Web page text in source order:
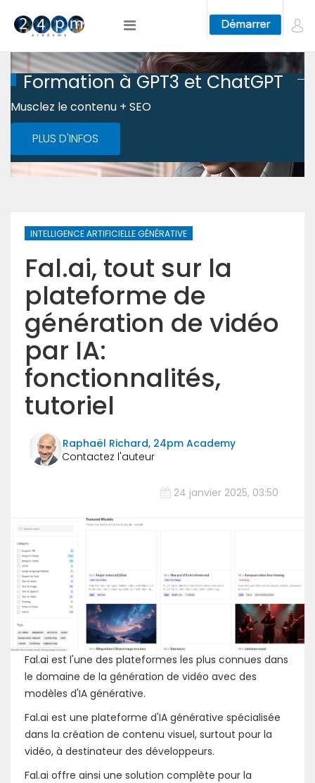
Formation à GPT3 et ChatGPT
Musclez le contenu + SEO
PLUS D'INFOS
INTELLIGENCE ARTIFICIELLE GÉNÉRATIVE
Fal.ai, tout sur la
plateforme de
génération de vidéo
par IA:
fonctionnalités,
tutoriel
Raphaël Richard, 24pm Academy
24 janvier 2025, 03:50
Fal.ai est l'une des plateformes les plus connues dans
le domaine de la génération de vidéo avec des
modèles d'IA générative.
Fal.ai est une plateforme d'IA générative spécialisée
dans la création de contenu visuel, surtout pour la
vidéo, à destinateur des développeurs.
Fal.ai offre ainsi une solution complète pour la